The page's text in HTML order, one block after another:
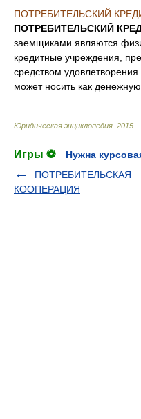
ПОТРЕБИТЕЛЬСКИЙ
ПОТРЕБИТЕЛЬСКИЙ
заемщиками являются
кредитные учреждения,
средством
может носить как
Юридическая энциклопедия 2015
Игры ⚽
Нужна
ПОТРЕБИТЕЛЬСКАЯ
КООПЕРАЦИЯ